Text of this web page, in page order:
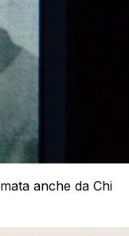
anche da Chi